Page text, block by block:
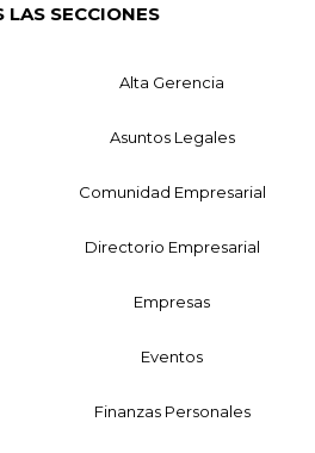
LAS SECCIONES
Alta Gerencia
Asuntos Legales
Comunidad Empresarial
Directorio Empresarial
Empresas
Eventos
Finanzas Personales